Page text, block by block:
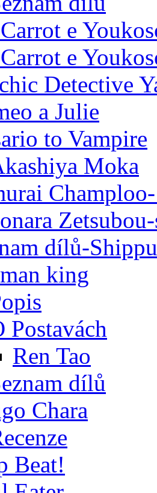
e
e
Detective
a Julie
to Vampire
Moka
dílů-
king
Postavách
Ren Tao
dílů
Chara
Beat!